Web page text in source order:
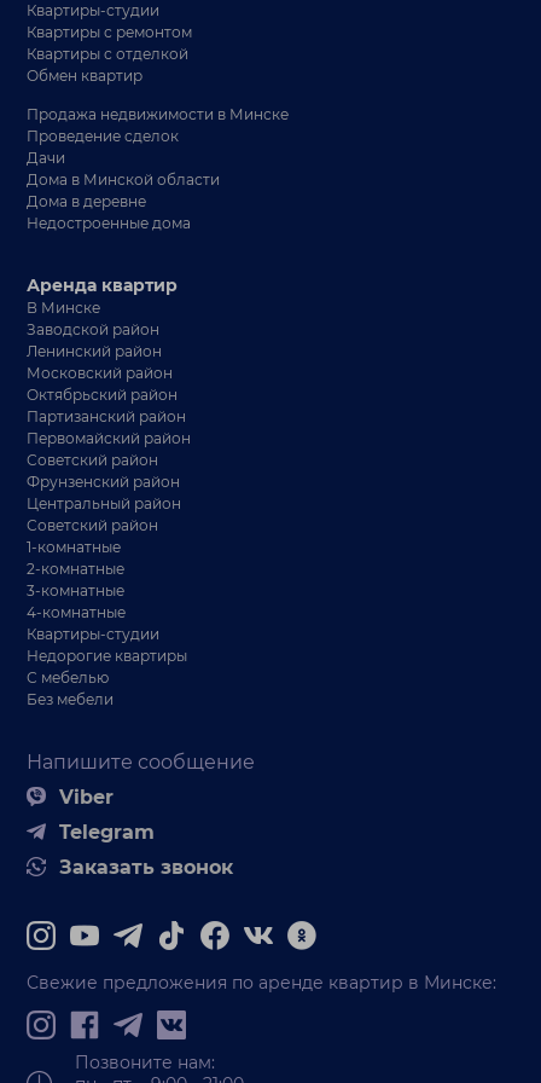
Квартиры-студии
Квартиры с ремонтом
Квартиры с отделкой
Обмен квартир
Продажа недвижимости в Минске
Проведение сделок
Дачи
Дома в Минской области
Дома в деревне
Недостроенные дома
Напишите сообщение
Viber
Telegram
Заказать звонок
Аренда квартир
В Минске
Заводской район
Ленинский район
Московский район
Октябрьский район
Партизанский район
Первомайский район
Советский район
Фрунзенский район
Центральный район
Советский район
1-комнатные
2-комнатные
3-комнатные
4-комнатные
Квартиры-студии
Недорогие квартиры
С мебелью
Без мебели
Свежие предложения по аренде квартир в Минске:
Позвоните нам: